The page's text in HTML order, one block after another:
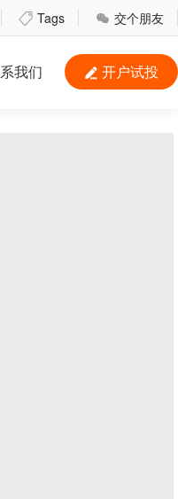
 Tags  交个朋友
 开户试投
我们